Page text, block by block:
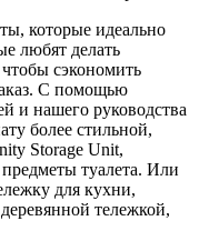
которые идеально
любят делать
сэкономить
С помощью
и нашего руководства
более стильной,
Storage Unit,
туалета. Или
для кухни,
тележкой,